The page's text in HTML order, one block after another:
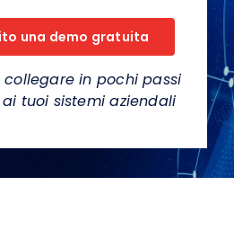
una demo gratuita
in pochi passi
tuoi sistemi aziendali